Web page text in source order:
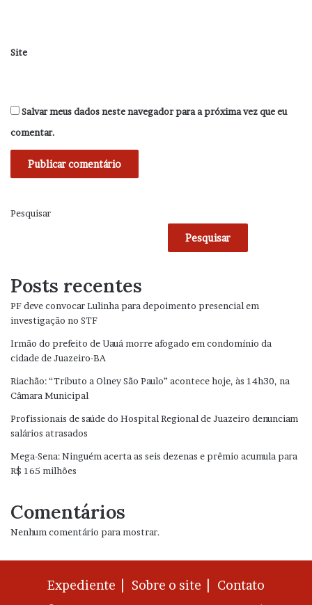
Site
Salvar meus dados neste navegador para a próxima vez que eu
comentar.
Pesquisar
Pesquisar
Posts recentes
PF deve convocar Lulinha para depoimento presencial em
investigação no STF
Irmão do prefeito de Uauá morre afogado em condomínio da
cidade de Juazeiro-BA
Riachão: “Tributo a Olney São Paulo” acontece hoje, às 14h30, na
Câmara Municipal
Profissionais de saúde do Hospital Regional de Juazeiro denunciam
salários atrasados
Mega-Sena: Ninguém acerta as seis dezenas e prêmio acumula para
R$ 165 milhões
Comentários
Nenhum comentário para mostrar.
Expediente | Sobre o site | Contato